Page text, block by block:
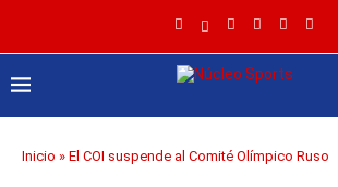
Inicio » El COI suspende al Comité Olímpico Ruso